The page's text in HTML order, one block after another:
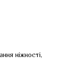
ніжності,